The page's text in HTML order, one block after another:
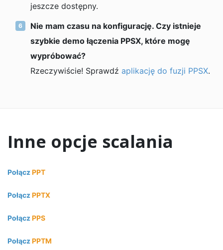
jeszcze dostępny.
Nie mam czasu na konfigurację. Czy istnieje
szybkie demo łączenia PPSX, które mogę
wypróbować?
Rzeczywiście! Sprawdź aplikację do fuzji PPSX.
Inne opcje scalania
PołączPPT
PołączPPTX
PołączPPS
PołączPPTM